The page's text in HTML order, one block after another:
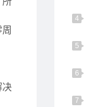
决
4
5
6
7